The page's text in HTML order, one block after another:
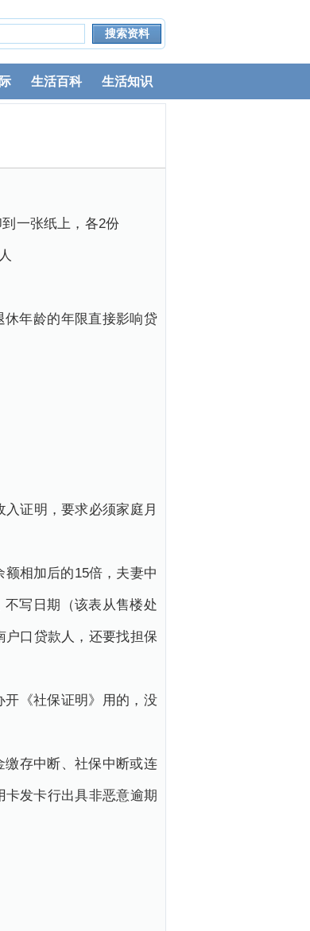
生活百科 生活知识
一张纸上，各2份
年龄的年限直接影响贷
证明，要求必须家庭月
相加后的15倍，夫妻中
写日期（该表从售楼处
口贷款人，还要找担保
《社保证明》用的，没
存中断、社保中断或连
发卡行出具非恶意逾期